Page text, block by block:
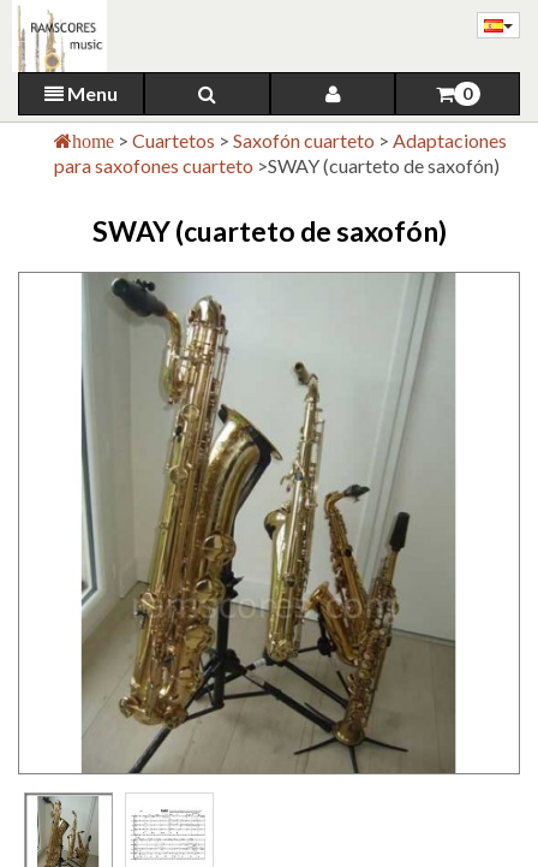
Menu 0
home > Cuartetos > Saxofón cuarteto > Adaptaciones
para saxofones cuarteto >SWAY (cuarteto de saxofón)
SWAY (cuarteto de saxofón)